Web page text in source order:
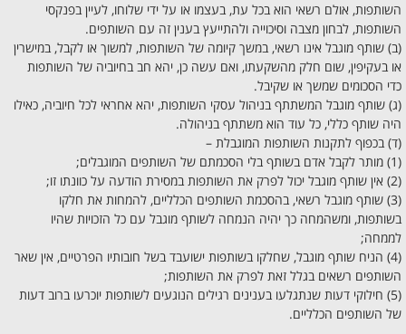
השותפות, אולם רשאי הוא בכל עת, בעצמו או על ידי שלוחו, לעיין בפנקסי
השותפות, לבחון מצבה וסיכוייה ולהתייעץ בענין זה עם השותפים.
(ב) שותף מוגבל אינו רשאי, במשך קיומה של השותפות, למשוך או לקבל, במישרין
או בעקיפין, שום חלק מהשקעתו, ואם עשה כן, יהא חב בחיוביה של השותפות
כדי הסכומים שמשך או שקיבל.
(ג) שותף מוגבל המשתתף בניהול עסקי השותפות, יהא אחראי לכל חיוביה, כאילו
היה שותף כללי, כל עוד הוא משתתף בניהולה.
(ד) בכפוף לתקנות השותפות המוגבלת –
(1) מותר לקבל אדם בשותף בלי הסכמתם של השותפים המוגבלים;
(2) אין שותף מוגבל יכול לפרק את השותפות במסירת הודעה על כוונתו זו;
(3) שותף מוגבל רשאי, בהסכמת השותפים הכלליים, להמחות את חלקו
בשותפות, ומשהמחה כך יהיה הנמחה לשותף מוגבל עם כל הזכויות שהיו
לממחה;
(4) הניח שותף מוגבל, שחלקו בשותפות ישועבד בשל חובותיו הפרטיים, אין שאר
השותפים רשאים בגלל זאת לפרק את השותפות;
(5) חילוקי דעות שנתגלעו בענינים רגילים הנוגעים לשותפות יוכרעו ברוב דעות
של השותפים הכלליים.